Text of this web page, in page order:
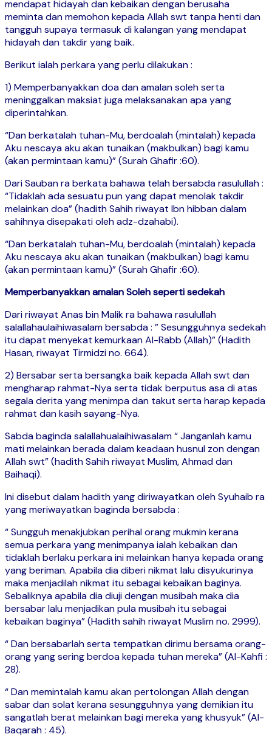
mendapat hidayah dan kebaikan dengan berusaha
meminta dan memohon kepada Allah swt tanpa henti dan
tangguh supaya termasuk di kalangan yang mendapat
hidayah dan takdir yang baik.
Berikut ialah perkara yang perlu dilakukan :
1) Memperbanyakkan doa dan amalan soleh serta
meninggalkan maksiat juga melaksanakan apa yang
diperintahkan.
“Dan berkatalah tuhan-Mu, berdoalah (mintalah) kepada
Aku nescaya aku akan tunaikan (makbulkan) bagi kamu
(akan permintaan kamu)” (Surah Ghafir :60).
Dari Sauban ra berkata bahawa telah bersabda rasulullah :
“Tidaklah ada sesuatu pun yang dapat menolak takdir
melainkan doa” (hadith Sahih riwayat Ibn hibban dalam
sahihnya disepakati oleh adz-dzahabi).
“Dan berkatalah tuhan-Mu, berdoalah (mintalah) kepada
Aku nescaya aku akan tunaikan (makbulkan) bagi kamu
(akan permintaan kamu)” (Surah Ghafir :60).
Memperbanyakkan amalan Soleh seperti sedekah
Dari riwayat Anas bin Malik ra bahawa rasulullah
salallahaulaihiwasalam bersabda : ” Sesungguhnya sedekah
itu dapat menyekat kemurkaan Al-Rabb (Allah)” (Hadith
Hasan, riwayat Tirmidzi no. 664).
2) Bersabar serta bersangka baik kepada Allah swt dan
mengharap rahmat-Nya serta tidak berputus asa di atas
segala derita yang menimpa dan takut serta harap kepada
rahmat dan kasih sayang-Nya.
Sabda baginda salallahualaihiwasalam “ Janganlah kamu
mati melainkan berada dalam keadaan husnul zon dengan
Allah swt” (hadith Sahih riwayat Muslim, Ahmad dan
Baihaqi).
Ini disebut dalam hadith yang diriwayatkan oleh Syuhaib ra
yang meriwayatkan baginda bersabda :
“ Sungguh menakjubkan perihal orang mukmin kerana
semua perkara yang menimpanya ialah kebaikan dan
tidaklah berlaku perkara ini melainkan hanya kepada orang
yang beriman. Apabila dia diberi nikmat lalu disyukurinya
maka menjadilah nikmat itu sebagai kebaikan baginya.
Sebaliknya apabila dia diuji dengan musibah maka dia
bersabar lalu menjadikan pula musibah itu sebagai
kebaikan baginya” (Hadith sahih riwayat Muslim no. 2999).
“ Dan bersabarlah serta tempatkan dirimu bersama orang-
orang yang sering berdoa kepada tuhan mereka” (Al-Kahfi :
28).
“ Dan memintalah kamu akan pertolongan Allah dengan
sabar dan solat kerana sesungguhnya yang demikian itu
sangatlah berat melainkan bagi mereka yang khusyuk” (Al-
Baqarah : 45).